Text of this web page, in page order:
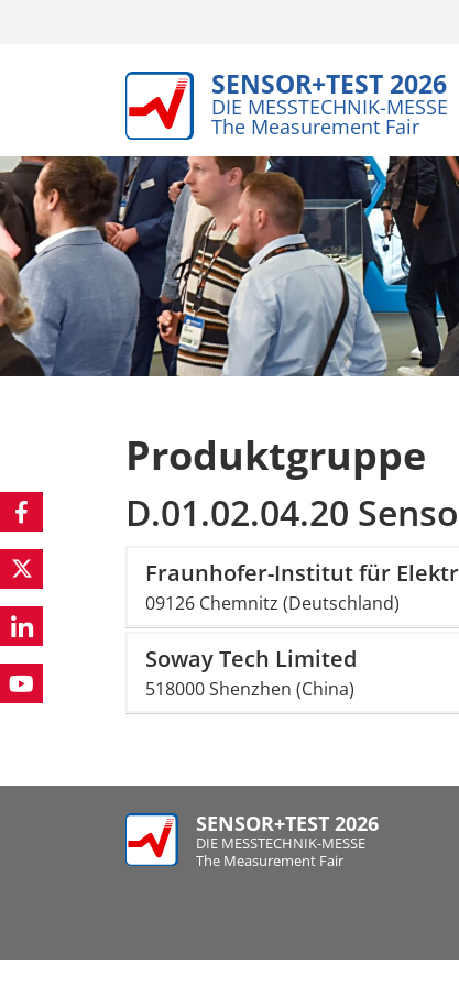
SENSOR+TEST 2026
DIE MESSTECHNIK-MESSE
The Measurement Fair
Produktgruppe
D.01.02.04.20
Fraunhofer-Institut für
09126 Chemnitz (Deutschland)
Soway Tech Limited
518000 Shenzhen (China)
SENSOR+TEST 2026
DIE MESSTECHNIK-MESSE
The Measurement Fair